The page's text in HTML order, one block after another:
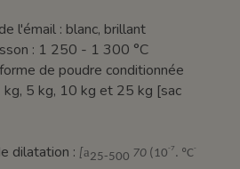
l'émail : blanc, brillant
: 1 250 - 1 300 °C
de poudre conditionnée
kg, 5 kg, 10 kg et 25 kg [sac
dilatation : [a25-500 70 (10-7 . ºC-